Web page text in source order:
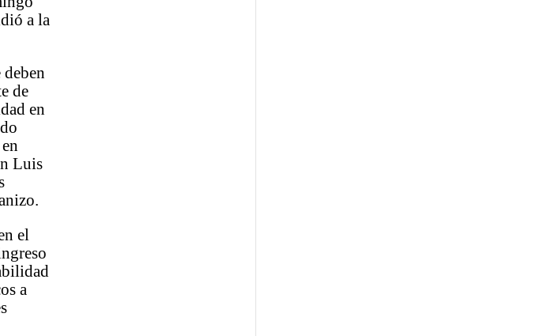
a la
de
en
Luis
el
a